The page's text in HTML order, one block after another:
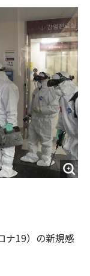
o
u
t
i
n
ナ19）の新規感